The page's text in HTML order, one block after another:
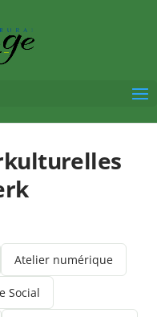
Atelier numérique
Social